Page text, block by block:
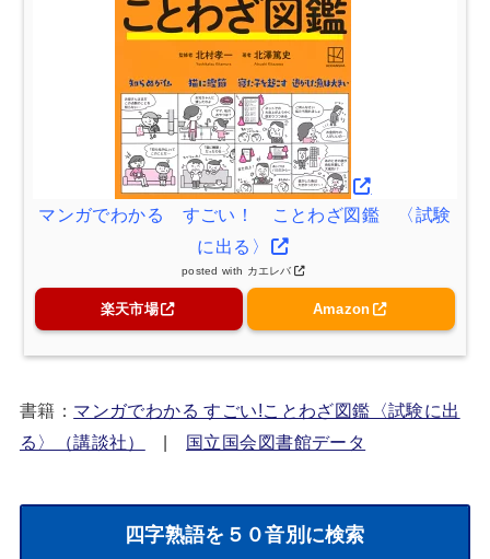
マンガでわかる すごい！ ことわざ図鑑 〈試験
に出る〉
posted with カエレバ
楽天市場 Amazon
書籍： マンガでわかる すごい!ことわざ図鑑〈試験に出
る〉（講談社）
国立国会図書館データ
四字熟語を５０音別に検索